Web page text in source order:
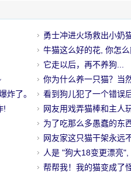
勇士冲进火场救出小奶
它…
牛猫这么好的花, 你怎
呢？!
它走以后，再不养狗...
你为什么养一只猫？当
好。
看到狗儿犯了一个错误
情, 铲子屎军官做不到!
网友用戏弄猫棒和主人
是很善于交际..。
为了吃那么多愚蠢的东
网友家这只猫干架永远
是.....。
人是 "狗大18变更漂亮
鬼看!
帮帮我！我的猫变成了
炸了。
!